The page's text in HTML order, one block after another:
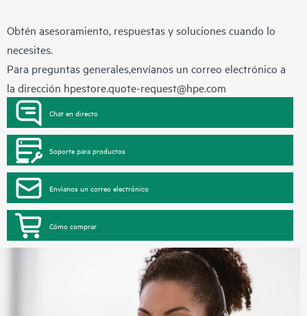
Obtén asesoramiento, respuestas y soluciones cuando lo
necesites.
Para preguntas generales,envíanos un correo electrónico a
la dirección hpestore.quote-request@hpe.com
Chat en directo
Soporte para productos
Envíanos un correo electrónico
Cómo comprar